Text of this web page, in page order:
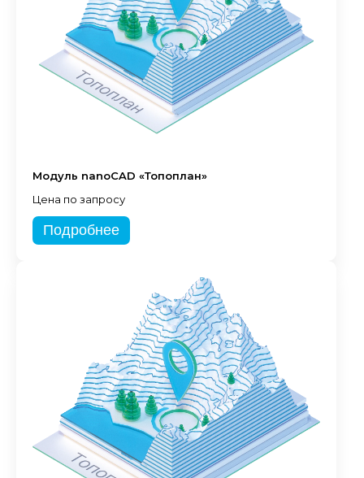
Модуль nanoCAD «Топоплан»
Цена по запросу
Подробнее